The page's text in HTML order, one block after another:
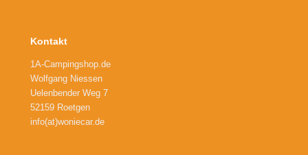
Kontakt
1A-Campingshop.de
Wolfgang Niessen
Uelenbender Weg 7
52159 Roetgen
info(at)woniecar.de